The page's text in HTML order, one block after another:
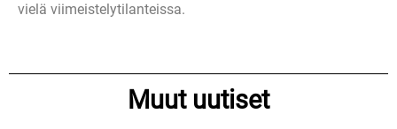
vielä viimeistelytilanteissa.
Muut uutiset